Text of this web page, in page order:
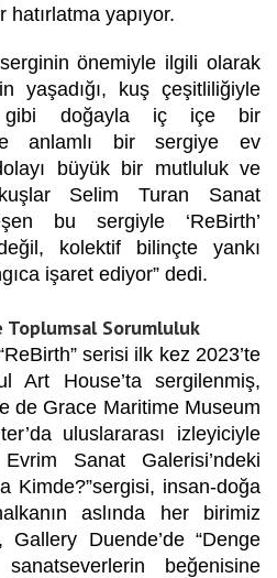
yapıyor.
önemiyle ilgili olarak
yaşadığı, kuş çeşitliliğiyle
gibi doğayla iç içe bir
anlamlı bir sergiye ev
büyük bir mutluluk ve
Selim Turan Sanat
bu sergiyle ‘ReBirth’
kolektif bilinçte yankı
işaret ediyor” dedi.
Toplumsal Sorumluluk
serisi ilk kez 2023’te
Art House’ta sergilenmiş,
de Grace Maritime Museum
uluslararası izleyiciyle
Sanat Galerisi’ndeki
Kimde?”sergisi, insan-doğa
aslında her birimiz
Duende’de “Denge
sanatseverlerin beğenisine